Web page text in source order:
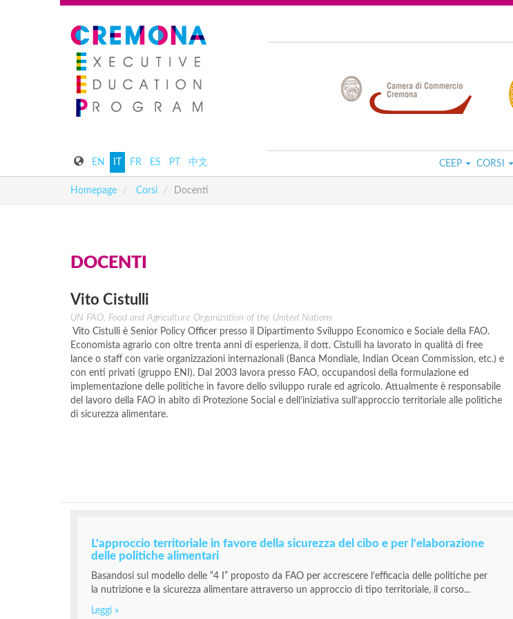
EN FR ES PT 中文 CEEP CORSI
Homepage Corsi Docenti
DOCENTI
Vito Cistulli
UN FAO, Food and Agriculture Organization of the United Nations
Vito Cistulli è Senior Policy Officer presso il Dipartimento Sviluppo Economico e Sociale della FAO.
Economista agrario con oltre trenta anni di esperienza, il dott. Cistulli ha lavorato in qualità di free
lance o staff con varie organizzazioni internazionali (Banca Mondiale, Indian Ocean Commission, etc.) e
con enti privati (gruppo ENI). Dal 2003 lavora presso FAO, occupandosi della formulazione ed
implementazione delle politiche in favore dello sviluppo rurale ed agricolo. Attualmente è responsabile
del lavoro della FAO in abito di Protezione Social e dell’iniziativa sull’approccio territoriale alle politiche
di sicurezza alimentare.
L'approccio territoriale in favore della sicurezza del cibo e per l'elaborazione
delle politiche alimentari
Basandosi sul modello delle “4 I” proposto da FAO per accrescere l’efficacia delle politiche per
la nutrizione e la sicurezza alimentare attraverso un approccio di tipo territoriale, il corso...
Leggi »